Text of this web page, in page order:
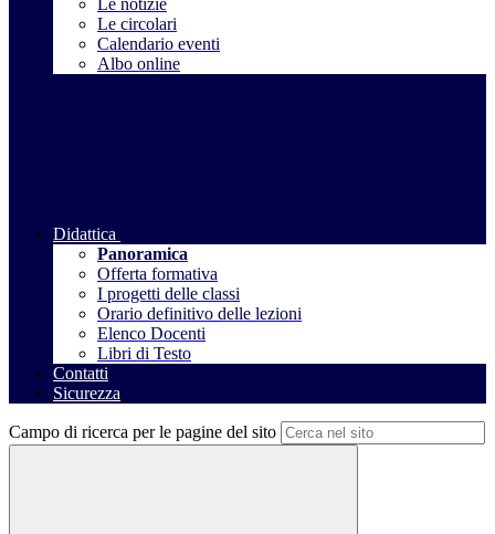
Le notizie
Le circolari
Calendario eventi
Albo online
Didattica
Panoramica
Offerta formativa
I progetti delle classi
Orario definitivo delle lezioni
Elenco Docenti
Libri di Testo
Contatti
Sicurezza
Campo di ricerca per le pagine del sito